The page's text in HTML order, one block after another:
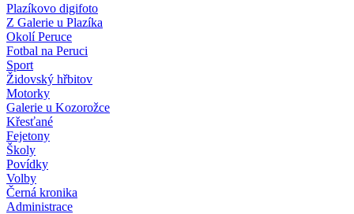
Plazíkovo digifoto
Z Galerie u Plazíka
Okolí Peruce
Fotbal na Peruci
Sport
Židovský hřbitov
Motorky
Galerie u Kozorožce
Křesťané
Fejetony
Školy
Povídky
Volby
Černá kronika
Administrace